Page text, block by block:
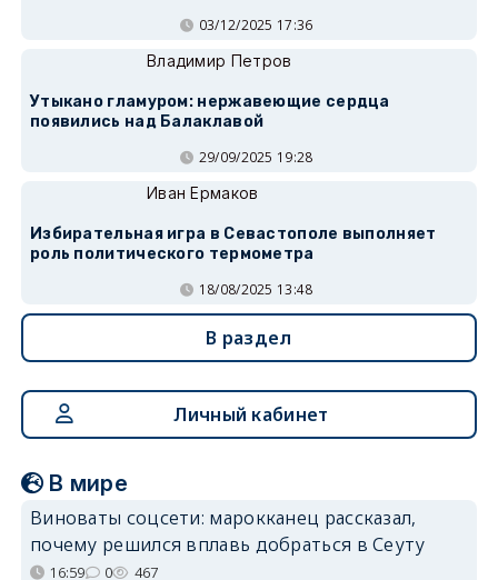
03/12/2025 17:36
Владимир Петров
Утыкано гламуром: нержавеющие сердца
появились над Балаклавой
29/09/2025 19:28
Иван Ермаков
Избирательная игра в Севастополе выполняет
роль политического термометра
18/08/2025 13:48
В раздел
Личный кабинет
В мире
Виноваты соцсети: марокканец рассказал,
почему решился вплавь добраться в Сеуту
16:59 0 467